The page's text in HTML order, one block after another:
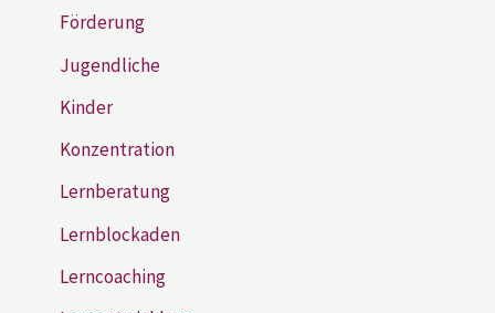
Förderung
Jugendliche
Kinder
Konzentration
Lernberatung
Lernblockaden
Lerncoaching